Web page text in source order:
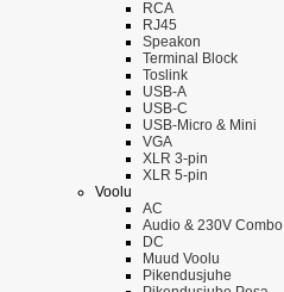
RCA
RJ45
Speakon
Terminal Block
Toslink
USB-A
USB-C
USB-Micro & Mini
VGA
XLR 3-pin
XLR 5-pin
Voolu
AC
Audio & 230V Combo
DC
Muud Voolu
Pikendusjuhe